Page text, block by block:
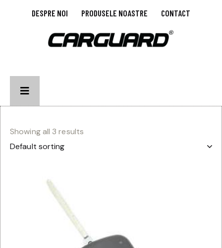
DESPRE NOI PRODUSELE NOASTRE CONTACT
Showing all 3 results